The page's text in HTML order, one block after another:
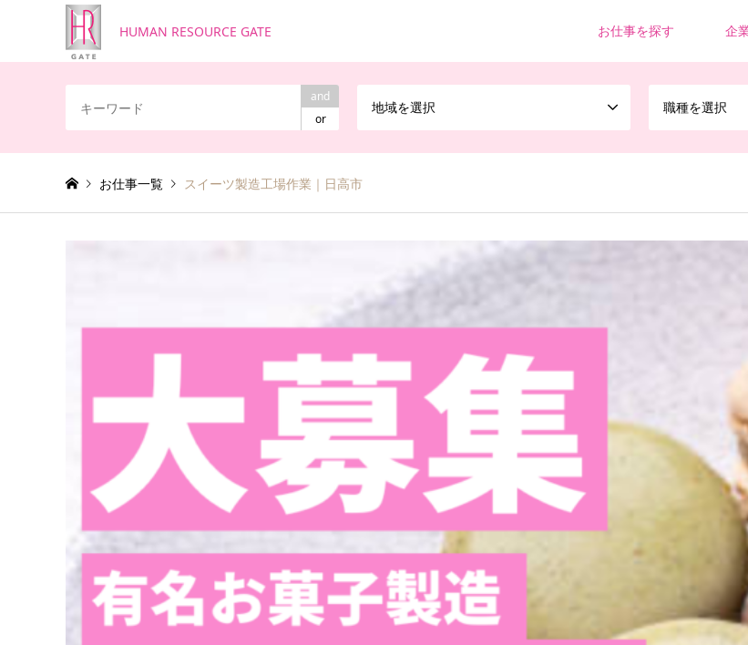
HUMAN RESOURCE GATE お仕事を探す 企
and
or
地域を選択 職種を選択
お仕事一覧 スイーツ製造工場作業｜日高市